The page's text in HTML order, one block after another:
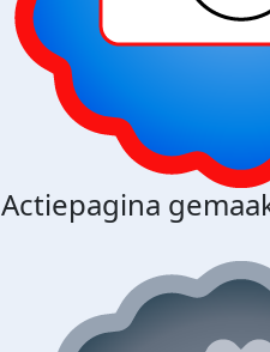
Actiepagina